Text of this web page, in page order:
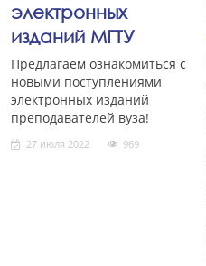
электронных
изданий МГТУ
Предлагаем ознакомиться с
новыми поступлениями
электронных изданий
преподавателей вуза!
27 июля 2022 969